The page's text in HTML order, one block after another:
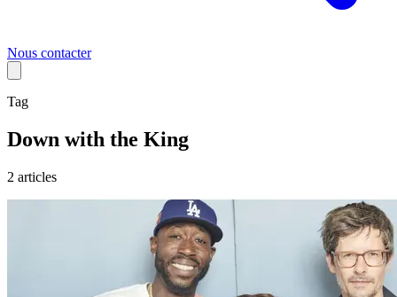
Nous contacter
Tag
Down with the King
2 articles